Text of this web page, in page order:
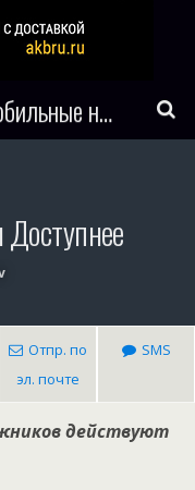
Autonews58.ru - Автомобильные новости Пензы и всего мира
Доступнее
Отпр. по
эл. почте
SMS
действуют